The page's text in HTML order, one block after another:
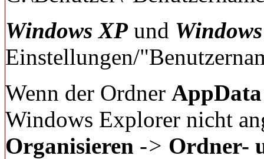
Windows XP und
Einstellungen/
Wenn der Ordner AppData
Windows Explorer nicht
Organisieren -> Ordner-